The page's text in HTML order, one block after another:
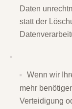
Daten
statt der
Wenn wir
mehr
Verteidigung